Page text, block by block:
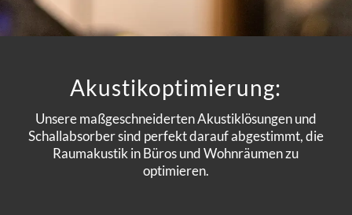
Akustikoptimierung:
Unsere maßgeschneiderten Akustiklösungen und
Schallabsorber sind perfekt darauf abgestimmt, die
Raumakustik in Büros und Wohnräumen zu
optimieren.